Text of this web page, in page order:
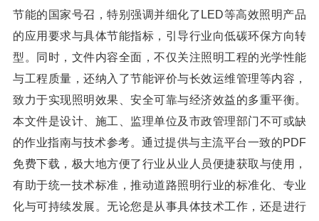
节能的国家号召，特别强调并细化了LED等高效照明产品
的应用要求与具体节能指标，引导行业向低碳环保方向转
型。同时，文件内容全面，不仅关注照明工程的光学性能
与工程质量，还纳入了节能评价与长效运维管理等内容，
致力于实现照明效果、安全可靠与经济效益的多重平衡。
本文件是设计、施工、监理单位及市政管理部门不可或缺
的作业指南与技术参考。通过提供与主流平台一致的PDF
免费下载，极大地方便了行业从业人员便捷获取与使用，
有助于统一技术标准，推动道路照明行业的标准化、专业
化与可持续发展。无论您是从事具体技术工作，还是进行